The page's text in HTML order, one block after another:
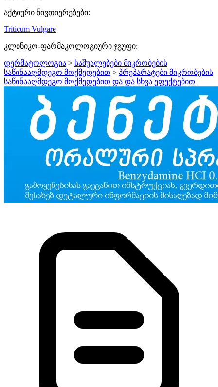
აქტიური ნივთიერებები:
Triticum Vulgare
კლინიკო-ფარმაკოლოგიური ჯგუფი:
დერმატოლოგია > საშუალებები მიკრობების
საწინააღმდეგო მოქმედებით > პრეპარატები მიკრობების
საწინააღმდეგო მოქმედებით და და სხვა ეფექტებით